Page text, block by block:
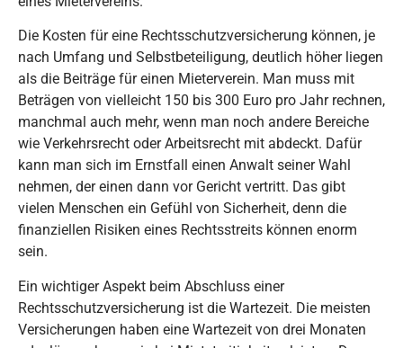
Die Kosten für eine Rechtsschutzversicherung können, je
nach Umfang und Selbstbeteiligung, deutlich höher liegen
als die Beiträge für einen Mieterverein. Man muss mit
Beträgen von vielleicht 150 bis 300 Euro pro Jahr rechnen,
manchmal auch mehr, wenn man noch andere Bereiche
wie Verkehrsrecht oder Arbeitsrecht mit abdeckt. Dafür
kann man sich im Ernstfall einen Anwalt seiner Wahl
nehmen, der einen dann vor Gericht vertritt. Das gibt
vielen Menschen ein Gefühl von Sicherheit, denn die
finanziellen Risiken eines Rechtsstreits können enorm
sein.
Ein wichtiger Aspekt beim Abschluss einer
Rechtsschutzversicherung ist die Wartezeit. Die meisten
Versicherungen haben eine Wartezeit von drei Monaten